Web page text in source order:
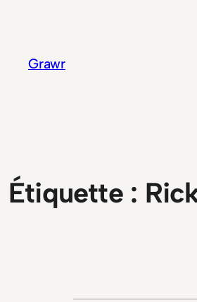
contenu
Grawr
Étiquette :